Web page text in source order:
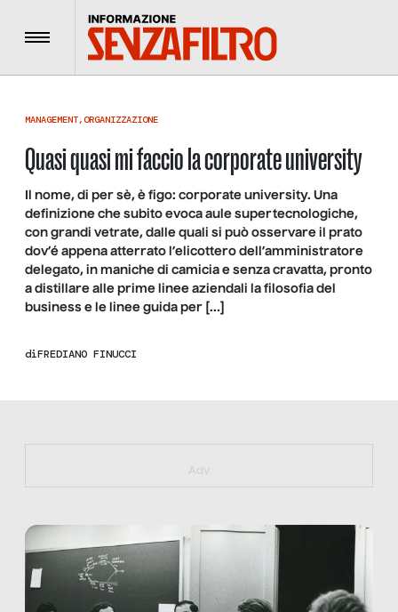
Menu
MANAGEMENT,ORGANIZZAZIONE
Quasi quasi mi faccio la corporate university
Il nome, di per sè, è figo: corporate university. Una
definizione che subito evoca aule supertecnologiche,
con grandi vetrate, dalle quali si può osservare il prato
dov’é appena atterrato l’elicottero dell’amministratore
delegato, in maniche di camicia e senza cravatta, pronto
a distillare alle prime linee aziendali la filosofia del
business e le linee guida per […]
diFREDIANO FINUCCI
https://bit.ly/muster_aggiornamento
Adv